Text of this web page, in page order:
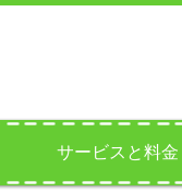
サービスと料金